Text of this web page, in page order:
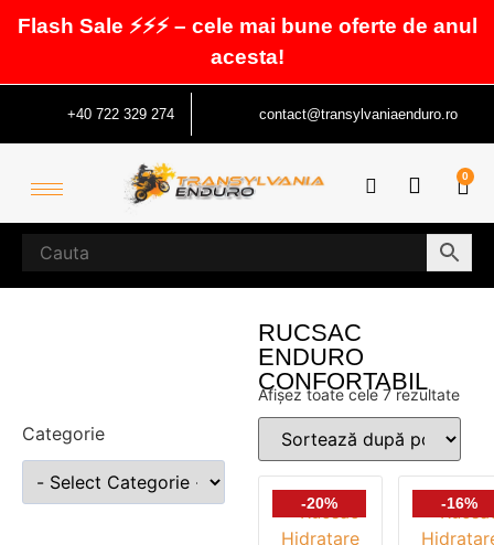
Flash Sale ⚡⚡⚡ – cele mai bune oferte de anul
acesta!
+40 722 329 274 contact@transylvaniaenduro.ro
0
Categorie
RUCSAC
ENDURO
CONFORTABIL
Afișez toate cele 7 rezultate
-20% -16%